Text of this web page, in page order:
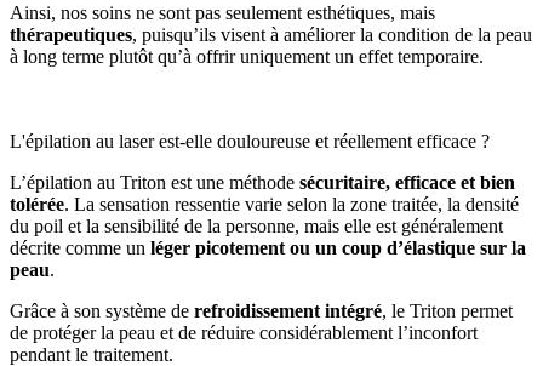
Ainsi, nos soins ne sont pas seulement esthétiques, mais
thérapeutiques, puisqu’ils visent à améliorer la condition de la peau
à long terme plutôt qu’à offrir uniquement un effet temporaire.
L'épilation au laser est-elle douloureuse et réellement efficace ?
L’épilation au Triton est une méthode sécuritaire, efficace et bien
tolérée. La sensation ressentie varie selon la zone traitée, la densité
du poil et la sensibilité de la personne, mais elle est généralement
décrite comme un léger picotement ou un coup d’élastique sur la
peau.
Grâce à son système de refroidissement intégré, le Triton permet
de protéger la peau et de réduire considérablement l’inconfort
pendant le traitement.